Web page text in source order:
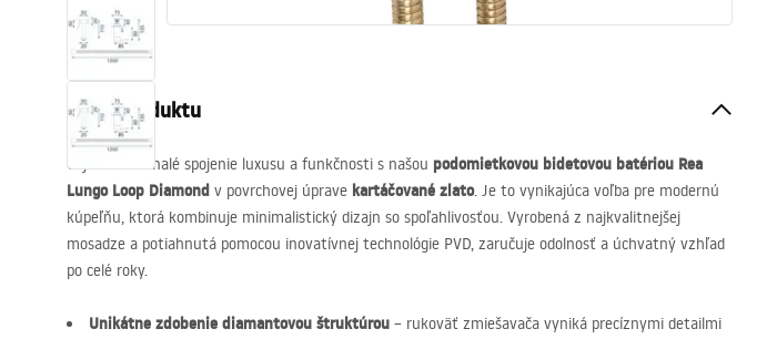
Popis produktu
Objavte dokonalé spojenie luxusu a funkčnosti s našou podomietkovou bidetovou batériou Rea
Lungo Loop Diamond v povrchovej úprave kartáčované zlato. Je to vynikajúca voľba pre modernú
kúpeľňu, ktorá kombinuje minimalistický dizajn so spoľahlivosťou. Vyrobená z najkvalitnejšej
mosadze a potiahnutá pomocou inovatívnej technológie PVD, zaručuje odolnosť a úchvatný vzhľad
po celé roky.
Unikátne zdobenie diamantovou štruktúrou – rukoväť zmiešavača vyniká precíznymi detailmi